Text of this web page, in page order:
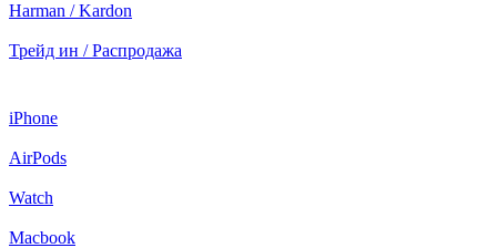
Harman / Kardon
Трейд ин / Распродажа
iPhone
AirPods
Watch
Macbook